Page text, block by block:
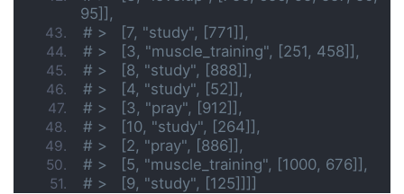
95]],
# >   [7, "study", [771]],
# >   [3, "muscle_training", [251, 458]],
# >   [8, "study", [888]],
# >   [4, "study", [52]],
# >   [3, "pray", [912]],
# >   [10, "study", [264]],
# >   [2, "pray", [886]],
# >   [5, "muscle_training", [1000, 676]],
# >   [9, "study", [125]]]]